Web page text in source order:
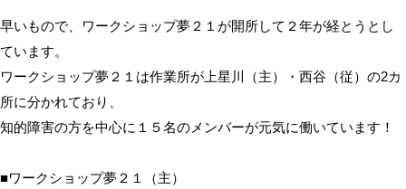
早いもので、ワークショップ夢２１が開所して２年が経とうとし
ています。
ワークショップ夢２１は作業所が上星川（主）・西谷（従）の2カ
所に分かれており、
知的障害の方を中心に１５名のメンバーが元気に働いています！
■ワークショップ夢２１（主）